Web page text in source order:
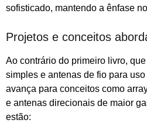
sofisticado, mantendo a ênfase
Projetos e conceitos
Ao contrário do primeiro livro,
simples e antenas de fio para
avança para conceitos como
e antenas direcionais de maior
estão: